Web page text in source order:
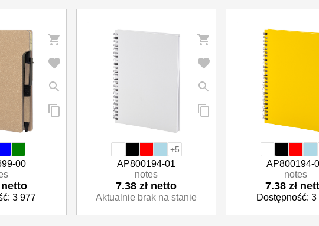
00
netto
3 977
+5
AP800194-01
notes
7.38 zł netto
Aktualnie brak na stanie
AP800194-
notes
7.38 zł
Dostępność: 3